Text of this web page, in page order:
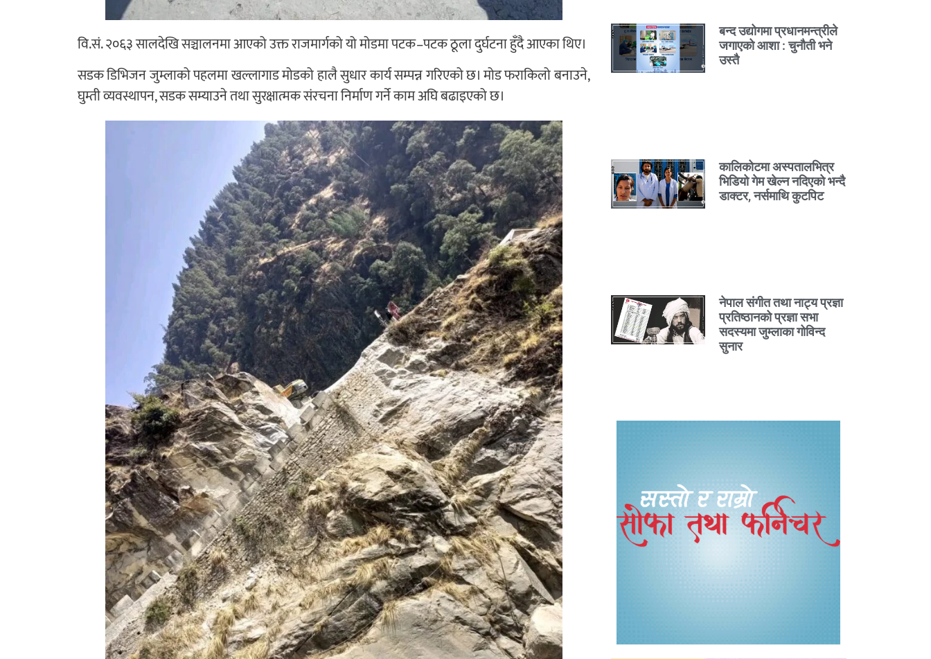
वि.सं. २०६३ सालदेखि सञ्चालनमा आएको उक्त राजमार्गको यो मोडमा पटक–पटक ठूला दुर्घटना हुँदै आएका थिए।
सडक डिभिजन जुम्लाको पहलमा खल्लागाड मोडको हालै सुधार कार्य सम्पन्न गरिएको छ। मोड फराकिलो बनाउने,
घुम्ती व्यवस्थापन, सडक सम्याउने तथा सुरक्षात्मक संरचना निर्माण गर्ने काम अघि बढाइएको छ।
बन्द उद्योगमा प्रधानमन्त्रीले
जगाएको आशा : चुनौती भने
उस्तै
कालिकोटमा अस्पतालभित्र
भिडियो गेम खेल्न नदिएको भन्दै
डाक्टर, नर्समाथि कुटपिट
नेपाल संगीत तथा नाट्य प्रज्ञा
प्रतिष्ठानको प्रज्ञा सभा
सदस्यमा जुम्लाका गोविन्द
सुनार